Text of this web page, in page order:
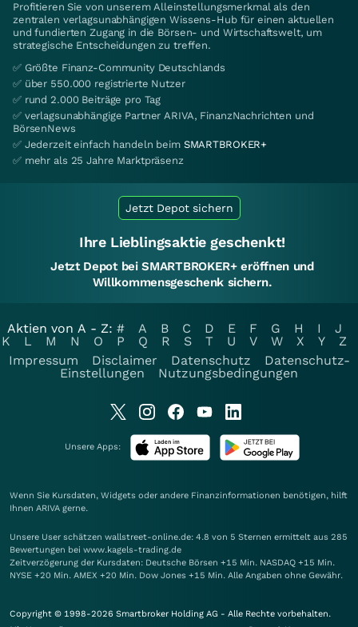
Profitieren Sie von unserem Alleinstellungsmerkmal als den
zentralen verlagsunabhängigen Wissens-Hub für einen aktuellen
und fundierten Zugang in die Börsen- und Wirtschaftswelt, um
strategische Entscheidungen zu treffen.
✅ Größte Finanz-Community Deutschlands
✅ über 550.000 registrierte Nutzer
✅ rund 2.000 Beiträge pro Tag
✅ verlagsunabhängige Partner ARIVA, FinanzNachrichten und
BörsenNews
✅ Jederzeit einfach handeln beim SMARTBROKER+
✅ mehr als 25 Jahre Marktpräsenz
Jetzt Depot sichern
Ihre Lieblingsaktie geschenkt!
Jetzt Depot bei SMARTBROKER+ eröffnen und
Willkommensgeschenk sichern.
Aktien von A - Z: # A B C D E F G H I
J
K
L M N O P Q R S T U V W X Y
Z
Impressum
Disclaimer Datenschutz
Datenschutz-
Einstellungen
Nutzungsbedingungen
Unsere Apps:
Wenn Sie Kursdaten, Widgets oder andere Finanzinformationen benötigen, hilft
Ihnen ARIVA gerne.
Unsere User schätzen wallstreet-online.de: 4.8 von 5 Sternen ermittelt aus 285
Bewertungen bei www.kagels-trading.de
Zeitverzögerung der Kursdaten: Deutsche Börsen +15 Min. NASDAQ +15 Min.
NYSE +20 Min. AMEX +20 Min. Dow Jones +15 Min. Alle Angaben ohne Gewähr.
Copyright © 1998-2026 Smartbroker Holding AG - Alle Rechte vorbehalten.